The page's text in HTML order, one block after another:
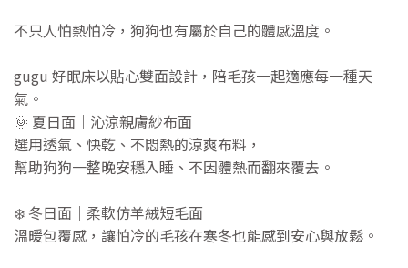
不只人怕熱怕冷，狗狗也有屬於自己的體感溫度。
gugu 好眠床以貼心雙面設計，陪毛孩一起適應每一種天
氣。
🌞 夏日面｜沁涼親膚紗布面
選用透氣、快乾、不悶熱的涼爽布料，
幫助狗狗一整晚安穩入睡、不因體熱而翻來覆去。
❄️ 冬日面｜柔軟仿羊絨短毛面
溫暖包覆感，讓怕冷的毛孩在寒冬也能感到安心與放鬆。